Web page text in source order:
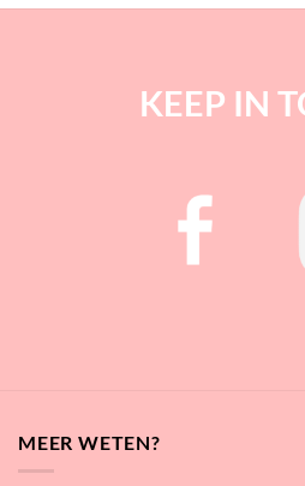
KEEP IN
MEER WETEN?